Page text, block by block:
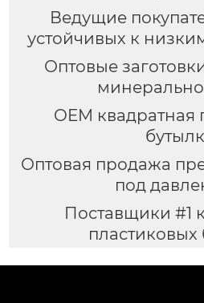
Ведущие
устойчивых к
Оптовые
OEM квадратная
Оптовая продажа
под
Поставщики #1
пластиковых